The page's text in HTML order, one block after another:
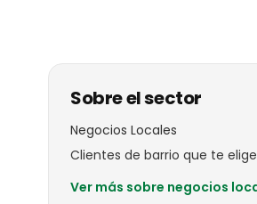
Sobre el sector
Negocios Locales
Clientes de barrio que te
Ver más sobre negocios